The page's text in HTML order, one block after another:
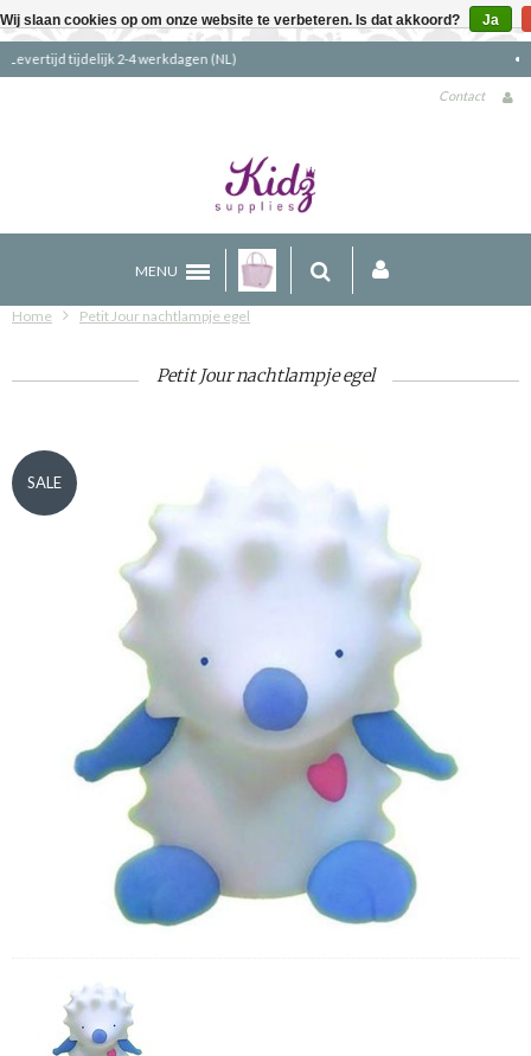
Gratis verzending boven €90 (NL)
Contact
MENU
Home Petit Jour nachtlampje egel
Petit Jour nachtlampje egel
SALE
Wij slaan cookies op om onze website te verbeteren. Is dat akkoord? Ja